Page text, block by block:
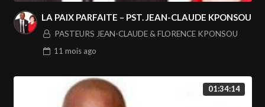
LA PAIX PARFAITE – PST. JEAN-CLAUDE KPONSOU
PASTEURS JEAN-CLAUDE & FLORENCE KPONSOU
11 mois ago
01:34:14